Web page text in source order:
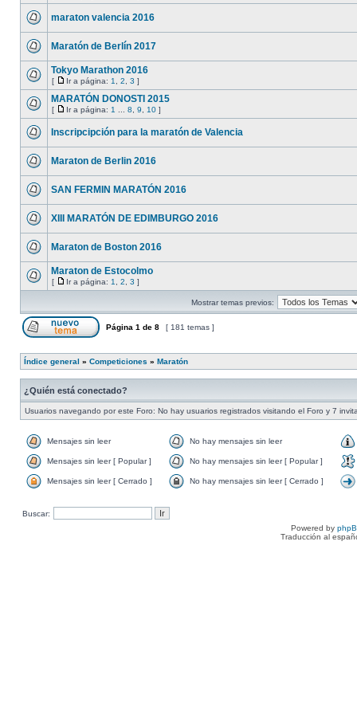
maraton valencia 2016
Maratón de Berlín 2017
Tokyo Marathon 2016
[ Ir a página: 1 2 3 ]
MARATÓN DONOSTI 2015
[ Ir a página: 1 8 9 10 ]
Inscripcipción para la maratón de Valencia
Maraton de Berlin 2016
SAN FERMIN MARATÓN 2016
XIII MARATÓN DE EDIMBURGO 2016
Maraton de Boston 2016
Maraton de Estocolmo
[ Ir a página: 1 2 3 ]
Mostrar temas previos:
Página 1 de 8 [ 181 temas ]
Índice general » Competiciones » Maratón
¿Quién está conectado?
Usuarios navegando por este Foro: No hay usuarios registrados visitando el Foro y 7
Mensajes sin leer No hay mensajes sin leer
Mensajes sin leer [ Popular ] No hay mensajes sin leer [ Popular ]
Mensajes sin leer [ Cerrado ] No hay mensajes sin leer [ Cerrado ]
Buscar:
Powered by
Traducción al